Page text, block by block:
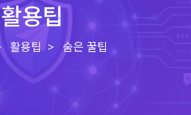
활용팁
활용팁 숨은 꿀팁